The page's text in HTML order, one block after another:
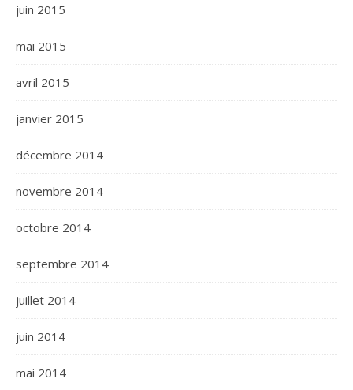
juin 2015
mai 2015
avril 2015
janvier 2015
décembre 2014
novembre 2014
octobre 2014
septembre 2014
juillet 2014
juin 2014
mai 2014